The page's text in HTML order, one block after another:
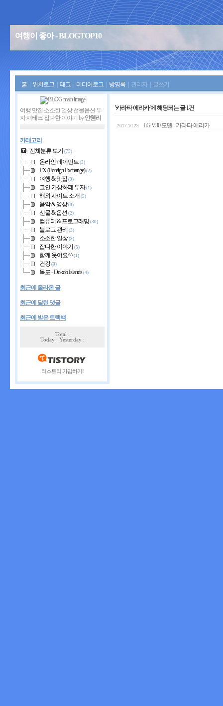
여행이 좋아 - BLOGTOP10
홈 위치로그 태그 미디어로그 방명록 관리자 글쓰기
'카라타 에리카'에 해당되는 글 1건
2017.10.29 LG V30 모델 - 카라타 에리카
여행 맛집 소소한 일상 선물옵션 투
자 재테크 잡다한 이야기 by얀웬리
카테고리
전체분류 보기 (75)
온라인 페이먼트 (3)
FX (Foreign Exchange)(2)
여행 & 맛집 (9)
코인 가상화폐 투자(1)
해외 사이트 소개 (5)
음악 & 영상(0)
선물 & 옵션 (2)
컴퓨터 & 프로그래밍 (30)
블로그 관리 (3)
소소한 일상(3)
잡다한 이야기 (5)
함께 웃어요^^(1)
건강(0)
독도 - Dokdo Islands(4)
최근에 올라온 글
최근에 달린 댓글
최근에 받은 트랙백
Total :
Today : Yesterday :
티스토리 가입하기!